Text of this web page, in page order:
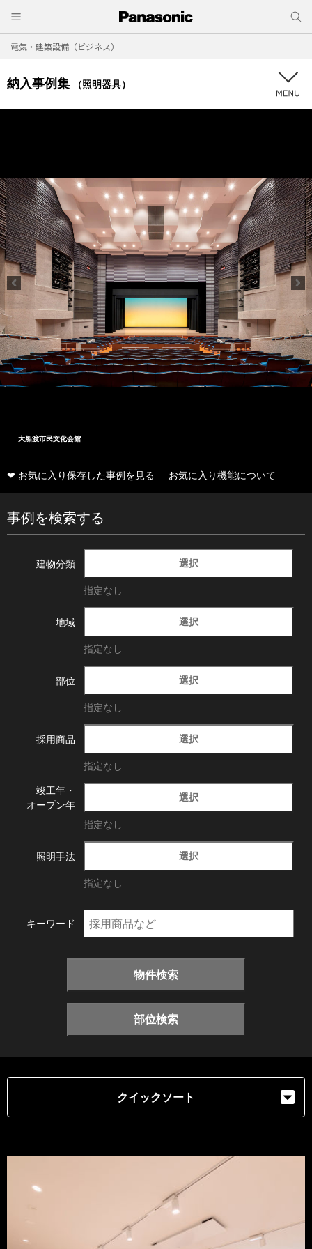
電気・建築設備（ビジネス）
納入事例集 （照明器具）
大船渡市民文化会館
❤ お気に入り保存した事例を見る お気に入り機能について
事例を検索する
建物分類 選択
指定なし
地域 選択
指定なし
部位 選択
指定なし
採用商品 選択
指定なし
竣工年・
オープン年
選択
指定なし
照明手法 選択
指定なし
キーワード
物件検索
部位検索
クイックソート